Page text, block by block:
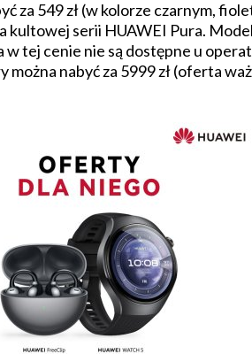
za 549 zł (w kolorze czarnym,
serii HUAWEI Pura.
w tej cenie nie są dostępne u
nabyć za 5999 zł (oferta